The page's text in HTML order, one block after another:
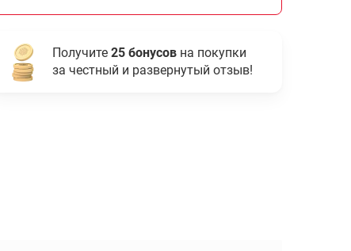
Получите 25 бонусов на покупки
за честный и развернутый отзыв!